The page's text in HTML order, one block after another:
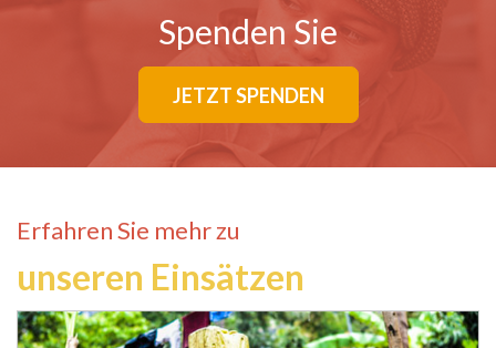
Spenden Sie
JETZT SPENDEN
Erfahren Sie mehr zu
unseren Einsätzen